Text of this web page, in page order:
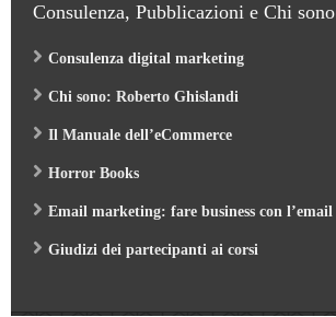
Consulenza, Pubblicazioni e Chi sono
Consulenza digital marketing
Chi sono: Roberto Ghislandi
Il Manuale dell’eCommerce
Horror Books
Email marketing: fare business con l’email
Giudizi dei partecipanti ai corsi